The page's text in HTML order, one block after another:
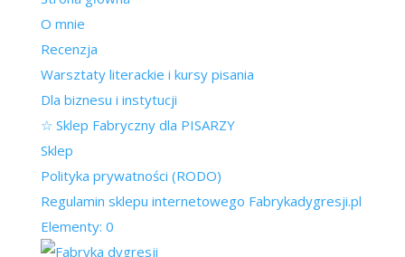
O mnie
Recenzja
Warsztaty literackie i kursy pisania
Dla biznesu i instytucji
☆ Sklep Fabryczny dla PISARZY
Sklep
Polityka prywatności (RODO)
Regulamin sklepu internetowego Fabrykadygresji.pl
Elementy: 0